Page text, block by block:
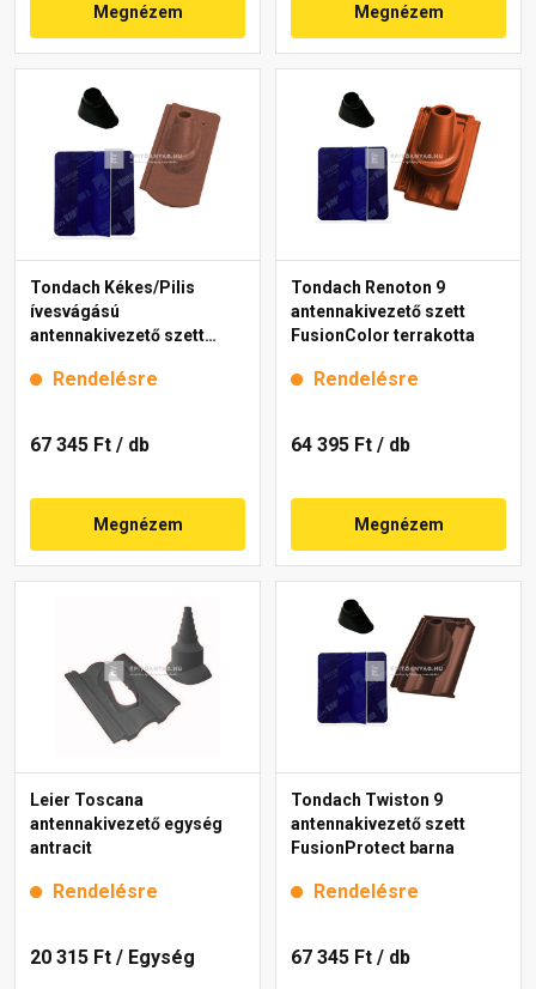
Megnézem Megnézem
Tondach Kékes/Pilis
ívesvágású
antennakivezető szett
Rendelésre
67 345 Ft / db
Megnézem
Tondach Renoton 9
antennakivezető szett
FusionColor terrakotta
Rendelésre
64 395 Ft / db
Megnézem
Leier Toscana
antennakivezető egység
antracit
Rendelésre
20 315 Ft / Egység
Tondach Twiston 9
antennakivezető szett
FusionProtect barna
Rendelésre
67 345 Ft / db